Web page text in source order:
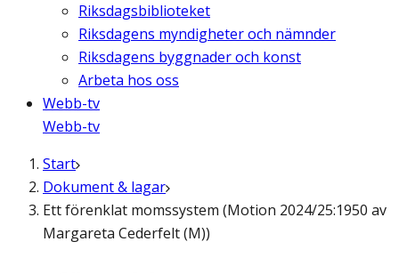
Riksdagsbiblioteket
Riksdagens myndigheter och nämnder
Riksdagens byggnader och konst
Arbeta hos oss
Webb-tv
Webb-tv
Start
Dokument & lagar
Ett förenklat momssystem (Motion 2024/25:1950 av
Margareta Cederfelt (M))